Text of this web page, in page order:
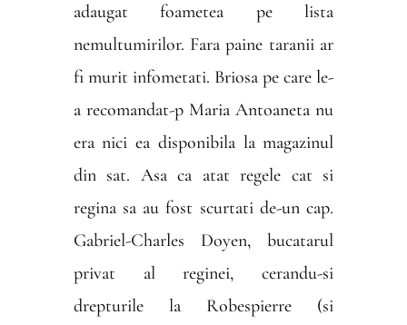
adaugat foametea pe lista
nemultumirilor. Fara paine taranii ar
fi murit infometati. Briosa pe care le-
a recomandat-p Maria Antoaneta nu
era nici ea disponibila la magazinul
din sat. Asa ca atat regele cat si
regina sa au fost scurtati de-un cap.
Gabriel-Charles Doyen, bucatarul
privat al reginei, cerandu-si
drepturile la Robespierre (si